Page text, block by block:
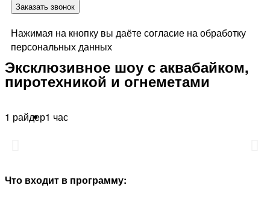
Заказать звонок
Нажимая на кнопку вы даёте согласие на обработку
персональных данных
Эксклюзивное шоу с аквабайком,
пиротехникой и огнеметами
1 райдер1 час
Что входит в программу: